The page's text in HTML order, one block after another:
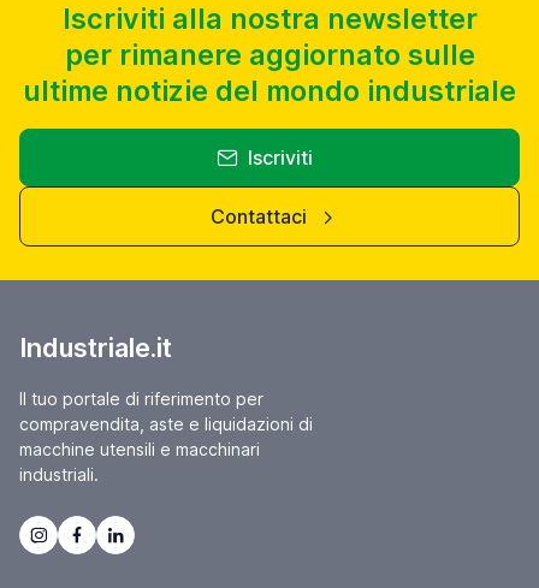
Iscriviti alla nostra newsletter
per rimanere aggiornato sulle
ultime notizie del mondo industriale
Iscriviti
Contattaci
Industriale.it
Il tuo portale di riferimento per
compravendita, aste e liquidazioni di
macchine utensili e macchinari
industriali.